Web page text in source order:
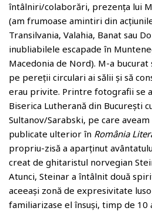
întâlniri/colaborări, prezența lui
(am frumoase amintiri din
Transilvania, Valahia, Banat sau
inubliabilele escapade în
Macedonia de Nord). M-a
pe pereții circulari ai sălii și să
erau privite. Printre fotografii se
Biserica Lutherană din București
Sultanov/Sarabski, pe care
publicate ulterior în România
propriu-zisă a aparținut
creat de ghitaristul norvegian
Atunci, Steinar a întâlnit două
aceeași zonă de expresivitate
familiarizase el însuși, timp de 10